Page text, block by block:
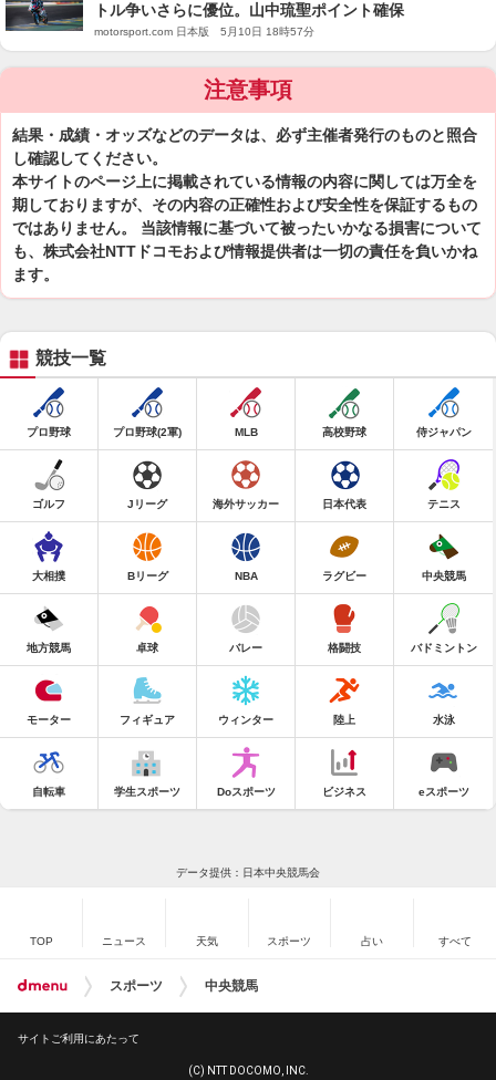
トル争いさらに優位。山中琉聖ポイント確保
motorsport.com 日本版 5月10日 18時57分
注意事項
結果・成績・オッズなどのデータは、必ず主催者発行のものと照合
し確認してください。
本サイトのページ上に掲載されている情報の内容に関しては万全を
期しておりますが、その内容の正確性および安全性を保証するもの
ではありません。 当該情報に基づいて被ったいかなる損害について
も、株式会社NTTドコモおよび情報提供者は一切の責任を負いかね
ます。
競技一覧
プロ野球 プロ野球(2軍) MLB 高校野球 侍ジャパン
ゴルフ Jリーグ 海外サッカー 日本代表 テニス
大相撲 Bリーグ NBA ラグビー 中央競馬
地方競馬 卓球 バレー 格闘技 バドミントン
モーター フィギュア ウィンター 陸上 水泳
自転車 学生スポーツ Doスポーツ ビジネス eスポーツ
データ提供：日本中央競馬会
TOP ニュース 天気 スポーツ 占い すべて
スポーツ 中央競馬
サイトご利用にあたって
(C) NTT DOCOMO, INC.